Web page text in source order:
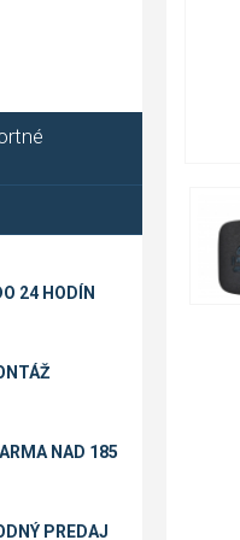
24 HODÍN
NAD 185
PREDAJ